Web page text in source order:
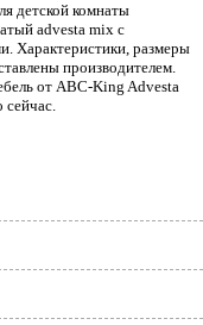
детской комнаты
advesta mix с
Характеристики, размеры
производителем.
от ABC-King Advesta
сейчас.